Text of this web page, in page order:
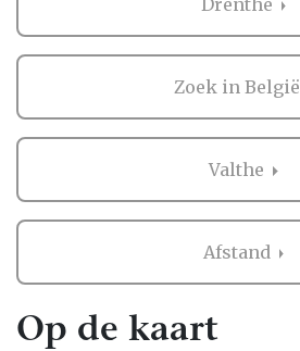
Drenthe
Zoek in België
Valthe
Afstand
Op de kaart